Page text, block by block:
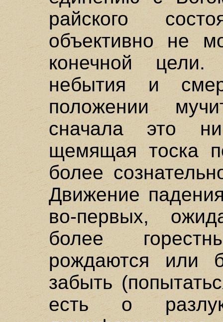
райского
объективно не
конечной
небытия и
положении
сначала это
щемящая тоска
более
Движение
во-первых,
более
рождаются или
забыть
есть о